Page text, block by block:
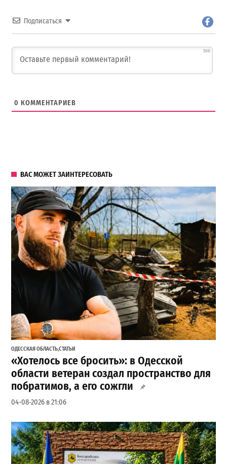
Подписаться
500
0 КОММЕНТАРИЕВ
ВАС МОЖЕТ ЗАИНТЕРЕСОВАТЬ
ОДЕССКАЯ ОБЛАСТЬ,СТАТЬИ
«Хотелось все бросить»: в Одесской
области ветеран создал пространство для
побратимов, а его сожгли
04-08-2026 в 21:06